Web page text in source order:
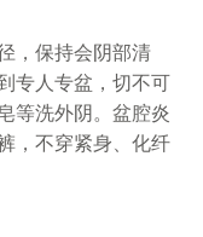
，保持会阴部清
专人专盆，切不可
等洗外阴。盆腔炎
，不穿紧身、化纤